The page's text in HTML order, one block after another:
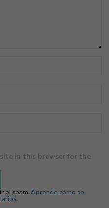
in this browser for the
el spam. Aprende cómo se